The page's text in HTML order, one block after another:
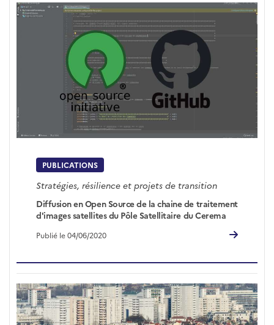
PUBLICATIONS
Stratégies, résilience et projets de transition
Diffusion en Open Source de la chaine de traitement
d'images satellites du Pôle Satellitaire du Cerema
Publié le 04/06/2020